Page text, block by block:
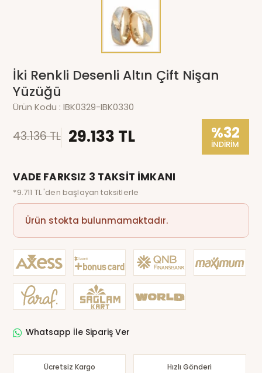
İki Renkli Desenli Altın Çift Nişan
Yüzüğü
Ürün Kodu :IBK0329-IBK0330
43.136 TL 29.133 TL %32
İNDİRİM
VADE FARKSIZ 3 TAKSİT İMKANI
*9.711 TL 'den başlayan taksitlerle
Ürün stokta bulunmamaktadır.
Whatsapp İle Sipariş Ver
Ücretsiz Kargo Hızlı Gönderi